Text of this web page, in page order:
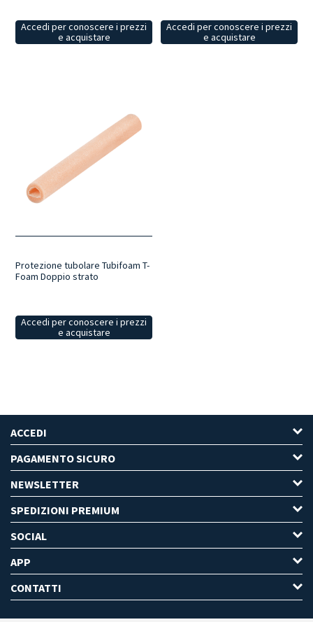
Accedi per conoscere i prezzi
e acquistare
Accedi per conoscere i prezzi
e acquistare
Protezione tubolare Tubifoam T-
Foam Doppio strato
Accedi per conoscere i prezzi
e acquistare
ACCEDI
PAGAMENTO SICURO
NEWSLETTER
SPEDIZIONI PREMIUM
SOCIAL
APP
CONTATTI